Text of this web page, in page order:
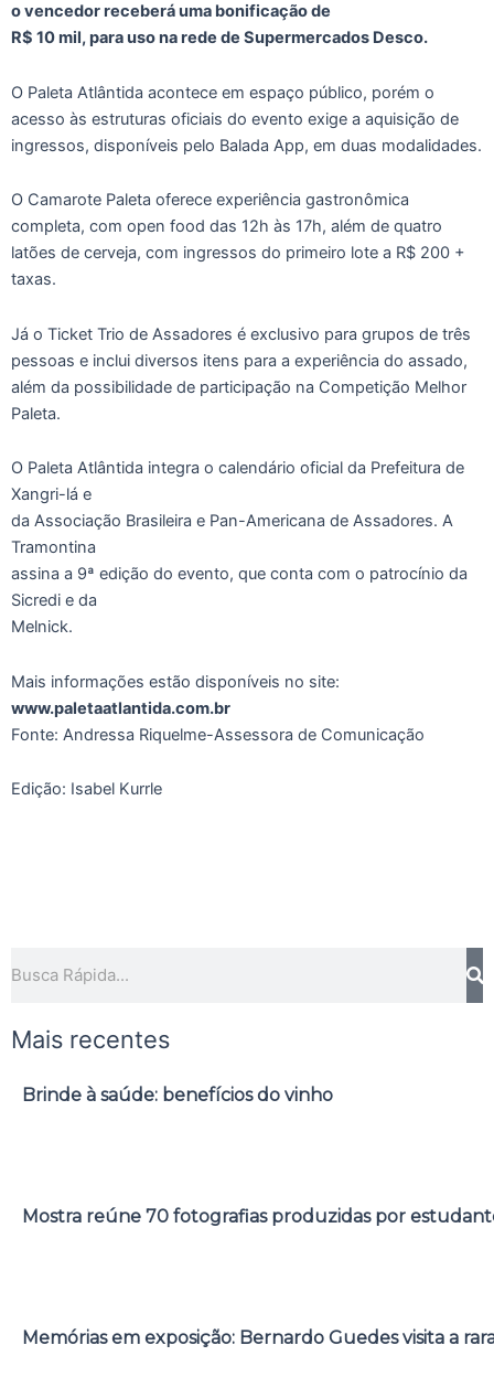
o vencedor receberá uma bonificação de
R$ 10 mil, para uso na rede de Supermercados Desco.
O Paleta Atlântida acontece em espaço público, porém o
acesso às estruturas oficiais do evento exige a aquisição de
ingressos, disponíveis pelo Balada App, em duas modalidades.
O Camarote Paleta oferece experiência gastronômica
completa, com open food das 12h às 17h, além de quatro
latões de cerveja, com ingressos do primeiro lote a R$ 200 +
taxas.
Já o Ticket Trio de Assadores é exclusivo para grupos de três
pessoas e inclui diversos itens para a experiência do assado,
além da possibilidade de participação na Competição Melhor
Paleta.
O Paleta Atlântida integra o calendário oficial da Prefeitura de
Xangri-lá e
da Associação Brasileira e Pan-Americana de Assadores. A
Tramontina
assina a 9ª edição do evento, que conta com o patrocínio da
Sicredi e da
Melnick.
Mais informações estão disponíveis no site:
www.paletaatlantida.com.br
Fonte: Andressa Riquelme-Assessora de Comunicação
Edição: Isabel Kurrle
Mais recentes
Brinde à saúde: benefícios do vinho
Mostra reúne 70 fotografias produzidas por
Memórias em exposição: Bernardo Guedes visita a